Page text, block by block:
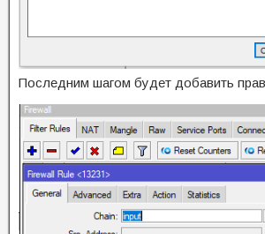
Последним шагом будет добавить